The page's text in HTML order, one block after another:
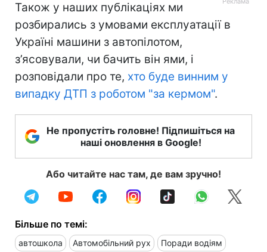
Також у наших публікаціях ми
розбирались з умовами експлуатації в
Україні машини з автопілотом,
з’ясовували, чи бачить він ями, і
розповідали про те, хто буде винним у
випадку ДТП з роботом "за кермом".
Не пропустіть головне! Підпишіться на
наші оновлення в Google!
Або читайте нас там, де вам зручно!
Більше по темі:
автошкола Автомобільний рух Поради водіям